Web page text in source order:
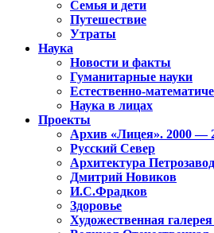
Семья и дети
Путешествие
Утраты
Наука
Новости и факты
Гуманитарные науки
Естественно-
Наука в лицах
Проекты
Архив «Лицея». 2000 —
Русский Север
Архитектура
Дмитрий Новиков
И.С.Фрадков
Здоровье
Художественная